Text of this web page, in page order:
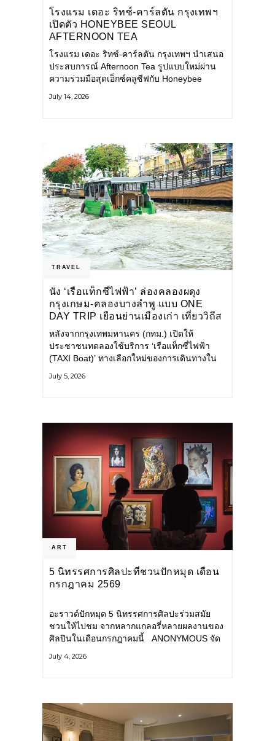
โรงแรม เดอะ ริทซ์-คาร์ลตัน กรุงเทพฯ
เปิดตัว HONEYBEE SEOUL
AFTERNOON TEA
COLLABORATION ณ คาเลโอ
(CALEŌ) ชวนสัมผัสเสน่ห์ของขนม
หวานร่วมสมัยจากกรุงโซล
โรงแรม เดอะ ริทซ์-คาร์ลตัน กรุงเทพฯ นำเสนอ
ประสบการณ์ Afternoon Tea รูปแบบใหม่ผ่าน
ความร่วมมือสุดเอ็กซ์คลูซีฟกับ Honeybee
ดังจากกรุงโซล นำโดยเชฟอึนจอง
July 14, 2026
TRAVEL
นั่ง ‘เรือแท็กซี่ไฟฟ้า’ ล่องคลองผดุง
กรุงเกษม-คลองบางลำพู แบบ ONE
DAY TRIP เยือนย่านเมืองเก่า เที่ยววิถีส
โลว์ไลฟ์แบบรักษ์โลก
หลังจากกรุงเทพมหานคร (กทม.) เปิดให้
ประชาชนทดลองใช้บริการ ‘เรือแท็กซี่ไฟฟ้า
(TAXI Boat)’ ทางเลือกใหม่ของการเดินทางใน
แวดล้อม ผ่านแอปพลิเคชัน MuvMi (มูฟมี)
July 5, 2026
ART
5 นิทรรศการศิลปะที่ชวนปักหมุด เดือน
กรกฎาคม 2569
อะราวด์ปักหมุด 5 นิทรรศการศิลปะร่วมสมัย
ชวนให้ไปชม จากหลากแกลอรี่หลายผลงานของ
ศิลปินในเดือนกรกฎาคมนี้ ANONYMOUS จัด
กลุ่ม Anonymous โดยมี นิ่ม
July 4, 2026